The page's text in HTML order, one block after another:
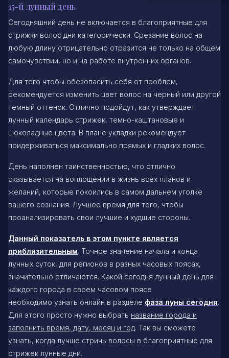
15-й лунный день
Сегодняшний день не включается в благоприятные для
стрижки волос дни категорически. Срезание волос на
любую длину отрицательно отразится не только на общем
самочувствии, но и на работе внутренних органов.
Для того чтобы обезопасить себя от проблем,
рекомендуется изменить цвет волос на черный или другой
темный оттенок. Отлично подойдут, как утверждает
лунный календарь стрижек, темно-каштановые и
шоколадные цвета. В плане укладки рекомендует
придерживаться максимально прямых и гладких волос.
День наполнен таинственностью, что отлично
сказывается на воплощении в жизнь всех планов и
желаний, которые покоились в самом дальнем уголке
вашего сознания. Лучшее время для того, чтобы
проанализировать свои лучшие и худшие стороны.
Данный показатель в этом пункте является
приблизительным. Точное значение начала и конца
лунных суток, для регионов в разных часовых поясах,
значительно отличаются. Какой сегодня лунный день для
каждого города в своем часовом поясе
необходимо узнать онлайн в разделе фаза луны сегодня.
Для этого просто нужно выбрать название города и
заполнить время, дату, месяц и год. Так вы сможете
узнать, когда лучше стричь волосы в благоприятные для
стрижек лунные дни.